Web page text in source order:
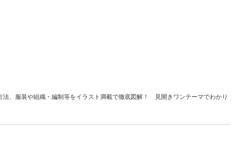
、服装や組織・編制等をイラスト満載で徹底図解！ 見開きワンテーマでわかり